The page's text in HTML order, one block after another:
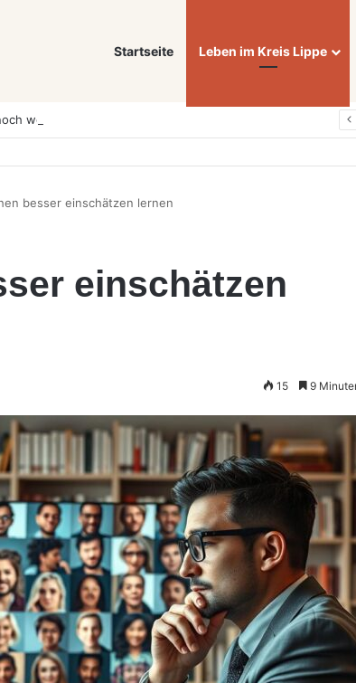
Startseite Leben im Kreis Lippe
besser einschätzen lernen
einschätzen
15 9